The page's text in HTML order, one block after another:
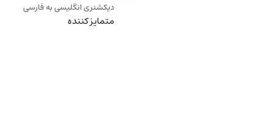
دیکشنری انگلیسی به فارسی
متمایز کننده